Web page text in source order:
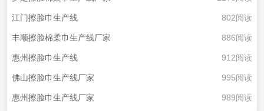
江门擦脸巾生产线 802阅读
丰顺擦脸棉柔巾生产线厂家 886阅读
惠州擦脸巾生产线 912阅读
佛山擦脸巾生产线厂家 995阅读
惠州擦脸巾生产线厂家 989阅读